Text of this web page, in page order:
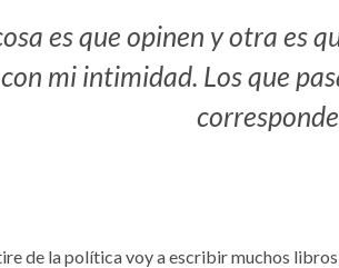
es que opinen y otra es
mi intimidad. Los que
de la política voy a escribir muchos